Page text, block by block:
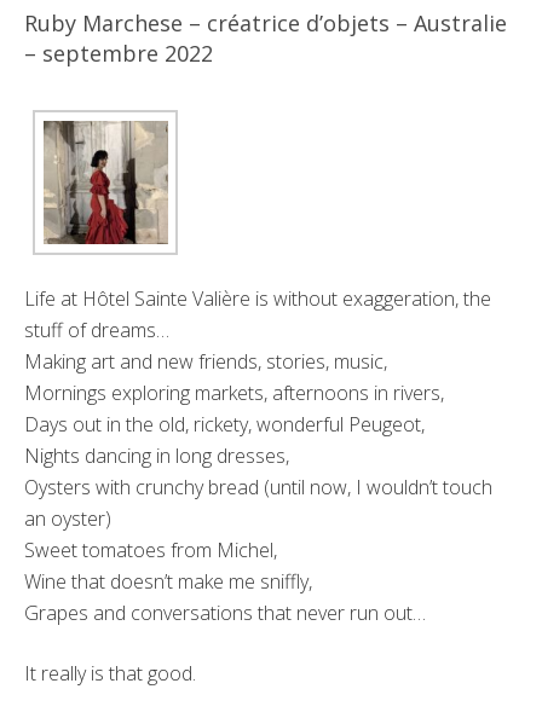
Ruby Marchese – créatrice d’objets – Australie
– septembre 2022
Life at Hôtel Sainte Valière is without exaggeration, the
stuff of dreams…
Making art and new friends, stories, music,
Mornings exploring markets, afternoons in rivers,
Days out in the old, rickety, wonderful Peugeot,
Nights dancing in long dresses,
Oysters with crunchy bread (until now, I wouldn’t touch
an oyster)
Sweet tomatoes from Michel,
Wine that doesn’t make me sniffly,
Grapes and conversations that never run out…
It really is that good.